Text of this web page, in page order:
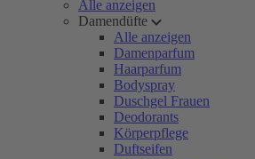
Alle anzeigen
Damendüfte
Alle anzeigen
Damenparfum
Haarparfum
Bodyspray
Duschgel Frauen
Deodorants
Körperpflege
Duftseifen